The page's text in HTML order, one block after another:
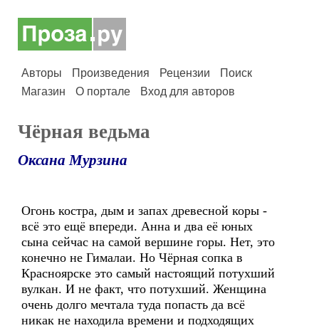
Авторы Произведения Рецензии
Поиск
Магазин
О портале Вход для авторов
Чёрная ведьма
Оксана Мурзина
Огонь костра, дым и запах древесной коры -
всё это ещё впереди. Анна и два её юных
сына сейчас на самой вершине горы. Нет, это
конечно не Гималаи. Но Чёрная сопка в
Красноярске это самый настоящий потухший
вулкан. И не факт, что потухший. Женщина
очень долго мечтала туда попасть да всё
никак не находила времени и подходящих